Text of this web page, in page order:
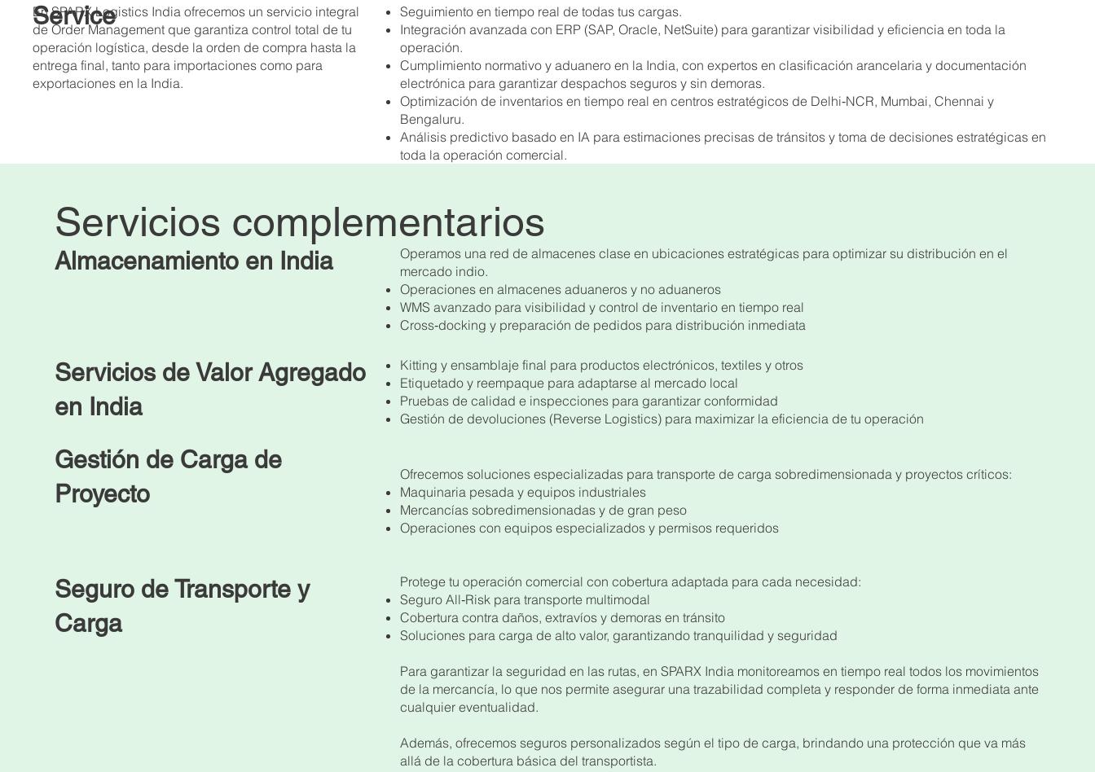
Service
En SPARX Logistics India ofrecemos un servicio integral
de Order Management que garantiza control total de tu
operación logística, desde la orden de compra hasta la
entrega final, tanto para importaciones como para
exportaciones en la India.
Seguimiento en tiempo real de todas tus cargas.
Integración avanzada con ERP (SAP, Oracle, NetSuite) para garantizar visibilidad y eficiencia en toda la
operación.
Cumplimiento normativo y aduanero en la India, con expertos en clasificación arancelaria y documentación
electrónica para garantizar despachos seguros y sin demoras.
Optimización de inventarios en tiempo real en centros estratégicos de Delhi‑NCR, Mumbai, Chennai y
Bengaluru.
Análisis predictivo basado en IA para estimaciones precisas de tránsitos y toma de decisiones estratégicas en
toda la operación comercial.
Servicios complementarios
Almacenamiento en India
Operamos una red de almacenes clase en ubicaciones estratégicas para optimizar su distribución en el
mercado indio.
Operaciones en almacenes aduaneros y no aduaneros
WMS avanzado para visibilidad y control de inventario en tiempo real
Cross‑docking y preparación de pedidos para distribución inmediata
Servicios de Valor Agregado
en India
Kitting y ensamblaje final para productos electrónicos, textiles y otros
Etiquetado y reempaque para adaptarse al mercado local
Pruebas de calidad e inspecciones para garantizar conformidad
Gestión de devoluciones (Reverse Logistics) para maximizar la eficiencia de tu operación
Gestión de Carga de
Proyecto
Ofrecemos soluciones especializadas para transporte de carga sobredimensionada y proyectos críticos:
Maquinaria pesada y equipos industriales
Mercancías sobredimensionadas y de gran peso
Operaciones con equipos especializados y permisos requeridos
Seguro de Transporte y
Carga
Protege tu operación comercial con cobertura adaptada para cada necesidad:
Seguro All‑Risk para transporte multimodal
Cobertura contra daños, extravíos y demoras en tránsito
Soluciones para carga de alto valor, garantizando tranquilidad y seguridad
Para garantizar la seguridad en las rutas, en SPARX India monitoreamos en tiempo real todos los movimientos
de la mercancía, lo que nos permite asegurar una trazabilidad completa y responder de forma inmediata ante
cualquier eventualidad.
Además, ofrecemos seguros personalizados según el tipo de carga, brindando una protección que va más
allá de la cobertura básica del transportista.